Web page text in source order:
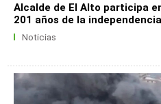
Alcalde de El Alto participa
201 años de la
Noticias